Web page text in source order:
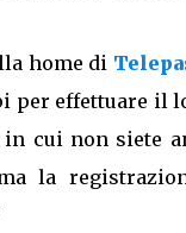
home di
per effettuare il
in cui non siete
la